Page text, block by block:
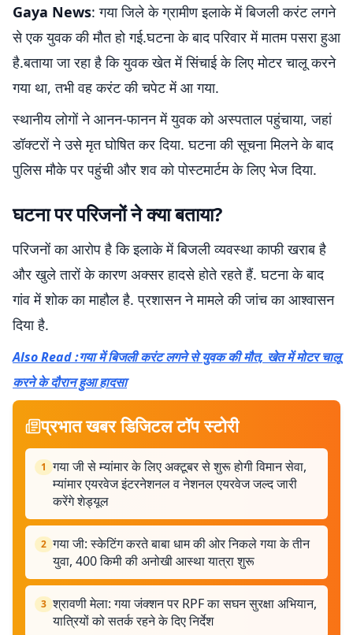
Gaya News: गया जिले के ग्रामीण इलाके में बिजली करंट लगने
से एक युवक की मौत हो गई.घटना के बाद परिवार में मातम पसरा हुआ
है.बताया जा रहा है कि युवक खेत में सिंचाई के लिए मोटर चालू करने
गया था, तभी वह करंट की चपेट में आ गया.
स्थानीय लोगों ने आनन-फानन में युवक को अस्पताल पहुंचाया, जहां
डॉक्टरों ने उसे मृत घोषित कर दिया. घटना की सूचना मिलने के बाद
पुलिस मौके पर पहुंची और शव को पोस्टमार्टम के लिए भेज दिया.
घटना पर परिजनों ने क्या बताया?
परिजनों का आरोप है कि इलाके में बिजली व्यवस्था काफी खराब है
और खुले तारों के कारण अक्सर हादसे होते रहते हैं. घटना के बाद
गांव में शोक का माहौल है. प्रशासन ने मामले की जांच का आश्वासन
दिया है.
Also Read :गया में बिजली करंट लगने से युवक की मौत, खेत में मोटर चालू
करने के दौरान हुआ हादसा
प्रभात खबर डिजिटल टॉप स्टोरी
1 गया जी से म्यांमार के लिए अक्टूबर से शुरू होगी विमान सेवा,
म्यांमार एयरवेज इंटरनेशनल व नेशनल एयरवेज जल्द जारी
करेंगे शेड्यूल
2 गया जी: स्केटिंग करते बाबा धाम की ओर निकले गया के तीन
युवा, 400 किमी की अनोखी आस्था यात्रा शुरू
3 श्रावणी मेला: गया जंक्शन पर RPF का सघन सुरक्षा अभियान,
यात्रियों को सतर्क रहने के दिए निर्देश